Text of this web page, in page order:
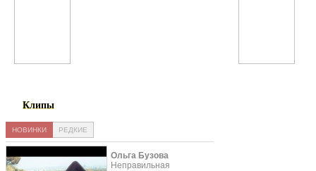
Клипы
НОВИНКИ РЕДКИЕ
Ольга Бузова
Неправильная